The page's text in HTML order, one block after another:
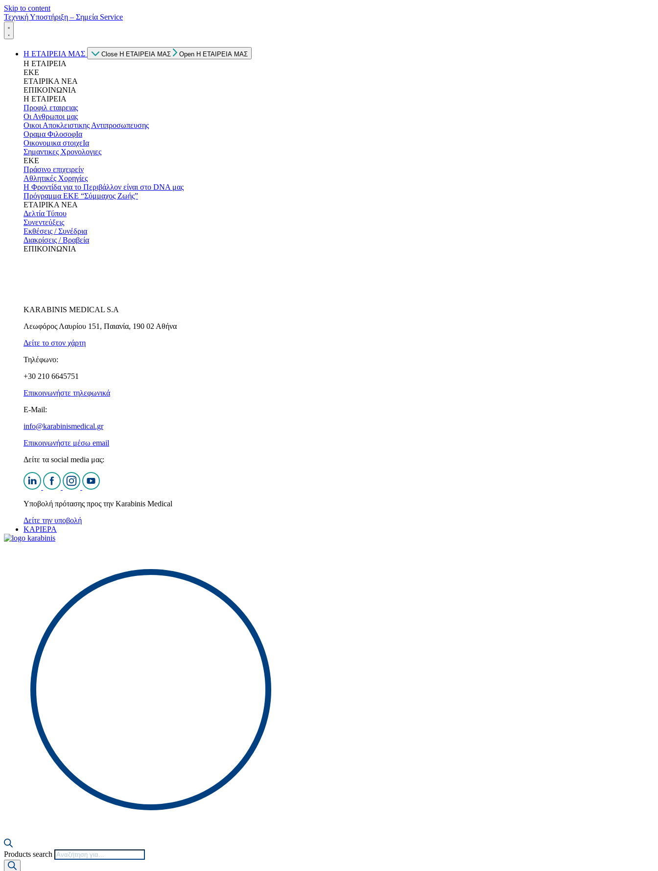
Skip to content
Τεχνική Υποστήριξη – Σημεία Service
Η ΕΤΑΙΡΕΙΑ ΜΑΣ Close Η ΕΤΑΙΡΕΙΑ ΜΑΣ Open Η ΕΤΑΙΡΕΙΑ ΜΑΣ
Η ΕΤΑΙΡΕΙΑ
ΕΚΕ
ΕΤΑΙΡΙΚΑ ΝΕΑ
ΕΠΙΚΟΙΝΩΝΙΑ
Η ΕΤΑΙΡΕΙΑ
Προφιλ εταιρειας
Οι Ανθρωποι μας
Οικοι Αποκλειστικης Αντιπροσωπευσης
Οραμα ΦιλοσοφΙα
Οικονομικα στοιχεΙα
Σημαντικες Χρονολογιες
ΕΚΕ
Πράσινο επιχειρείν
Αθλητικές Χορηγίες
Η Φροντίδα για το Περιβάλλον είναι στο DNA μας
Πρόγραμμα ΕΚΕ “Σύμμαχος Ζωής”
ΕΤΑΙΡΙΚΑ ΝΕΑ
Δελτία Τύπου
Συνεντεύξεις
Εκθέσεις / Συνέδρια
Διακρίσεις / Βραβεία
ΕΠΙΚΟΙΝΩΝΙΑ
KARABINIS MEDICAL S.A
Λεωφόρος Λαυρίου 151, Παιανία, 190 02 Αθήνα
Δείτε το στον χάρτη
Τηλέφωνο:
+30 210 6645751
Επικοινωνήστε τηλεφωνικά
E-Mail:
info@karabinismedical.gr
Επικοινωνήστε μέσω email
Δείτε τα social media μας:
Υποβολή πρότασης προς την Karabinis Medical
Δείτε την υποβολή
ΚΑΡΙΕΡΑ
Products search